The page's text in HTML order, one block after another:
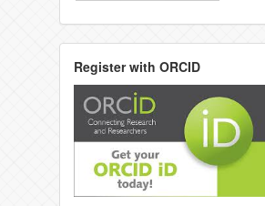
Register with ORCID